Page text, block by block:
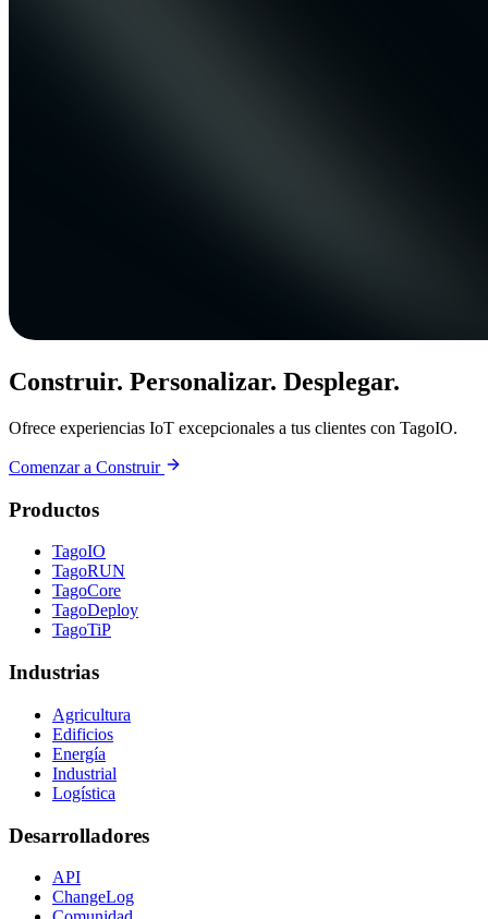
Construir. Personalizar. Desplegar.
Ofrece experiencias IoT excepcionales a tus clientes con TagoIO.
Comenzar a Construir
Productos
TagoIO
TagoRUN
TagoCore
TagoDeploy
TagoTiP
Industrias
Agricultura
Edificios
Energía
Industrial
Logística
Desarrolladores
API
ChangeLog